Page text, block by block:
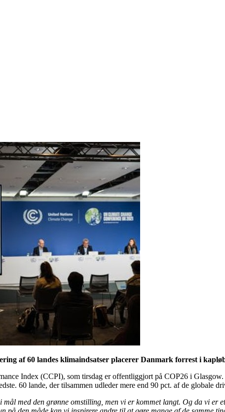
af 60 landes klimaindsatser placerer Danmark forrest i
Index (CCPI), som tirsdag er offentliggjort på COP26 i
60 lande, der tilsammen udleder mere end 90 pct. af de globale
med den grønne omstilling, men vi er kommet langt. Og da vi er